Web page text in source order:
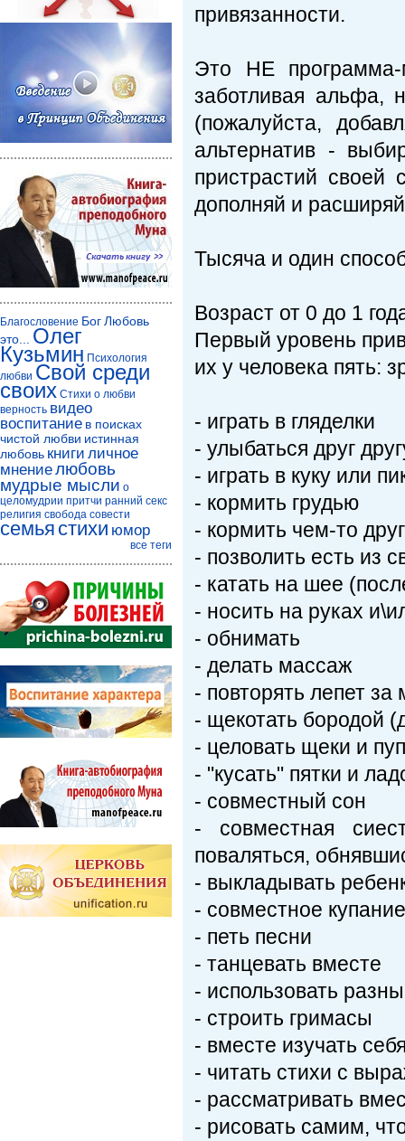
привязанности.
Это НЕ программа-
заботливая альфа,
(пожалуйста,
альтернатив -
пристрастий
дополняй и
Тысяча и один
Возраст от 0 до 1
Первый уровень
их у человека пять:
- играть в гляделки
- улыбаться друг
- играть в куку или
- кормить грудью
- кормить чем-то
- позволить есть из
- катать на шее
- носить на руках
- обнимать
- делать массаж
- повторять лепет
- щекотать бородой
- целовать щеки и
- "кусать" пятки и
- совместный сон
- совместная
поваляться,
- выкладывать
- совместное
- петь песни
- танцевать вместе
- использовать
- строить гримасы
- вместе изучать
- читать стихи с
- рассматривать
- рисовать самим,
Благословение БогЛюбовь
это...
Олег
Кузьмин Психология
любви Свой среди
своих Стихи о любви
верность видео
воспитание в поисках
чистой любви истинная
любовь книги личное
мнениелюбовь
мудрые мысли о
целомудрии притчи ранний секс
религия свобода совести
семья стихи юмор
все теги